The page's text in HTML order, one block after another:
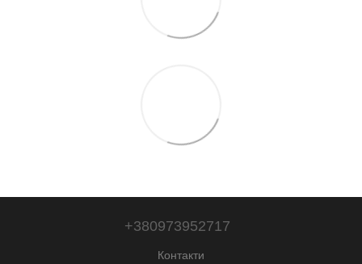
+380973952717
Контакти